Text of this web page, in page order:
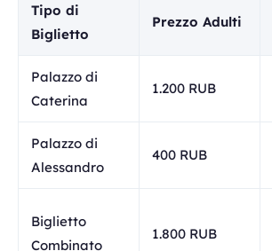
Tipo di
Biglietto
Prezzo Adulti
Palazzo di
Caterina
1.200 RUB
Palazzo di
Alessandro
400 RUB
Biglietto
Combinato
1.800 RUB